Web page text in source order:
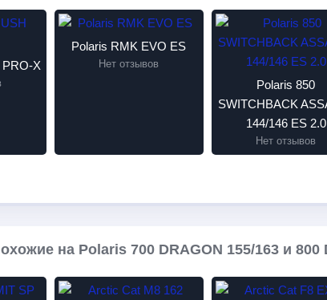
PRO-X
Polaris RMK EVO ES
Нет отзывов
Polaris 850
SWITCHBACK
144/146 ES 2.0
Нет отзывов
на Polaris 700 DRAGON 155/163 и 800